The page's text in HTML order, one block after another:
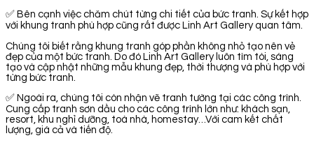
✅ Bên cạnh việc chăm chút từng chi tiết của bức tranh. Sự kết hợp
với khung tranh phù hợp cũng rất được Linh Art Gallery quan tâm.
Chúng tôi biết rằng khung tranh góp phần không nhỏ tạo nên vẻ
đẹp của một bức tranh. Do đó Linh Art Gallery luôn tìm tòi, sáng
tạo và cập nhật những mẫu khung đẹp, thời thượng và phù hợp với
từng bức tranh.
✅ Ngoài ra, chúng tôi còn nhận vẽ tranh tường tại các công trình.
Cung cấp tranh sơn dầu cho các công trình lớn như: khách sạn,
resort, khu nghỉ dưỡng, toà nhà, homestay…Với cam kết chất
lượng, giá cả và tiến độ.